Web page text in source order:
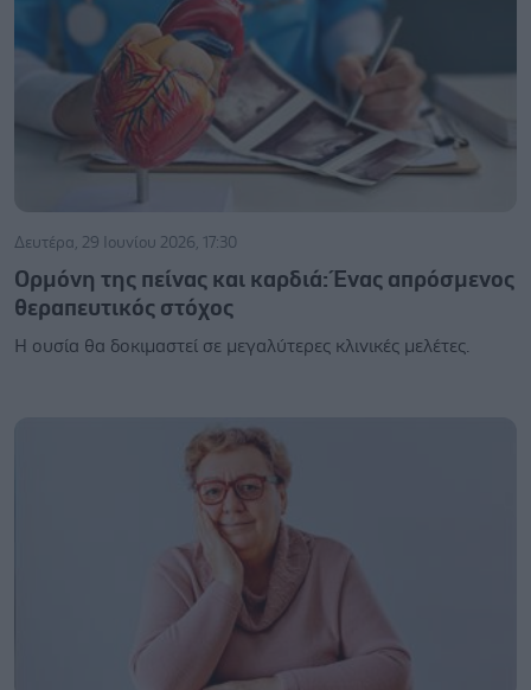
Δευτέρα, 29 Ιουνίου 2026, 17:30
Ορμόνη της πείνας και καρδιά: Ένας απρόσμενος
θεραπευτικός στόχος
Η ουσία θα δοκιμαστεί σε μεγαλύτερες κλινικές μελέτες.